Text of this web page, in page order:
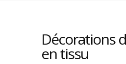
Décorations
en tissu